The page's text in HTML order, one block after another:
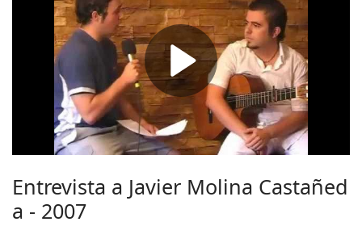
Entrevista a Javier Molina Castañed
a - 2007